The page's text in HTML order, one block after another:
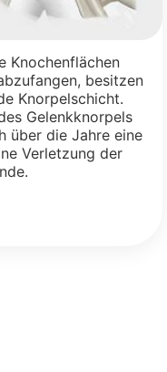
Knochenflächen
besitzen
Knorpelschicht.
Gelenkknorpels
über die Jahre eine
Verletzung der